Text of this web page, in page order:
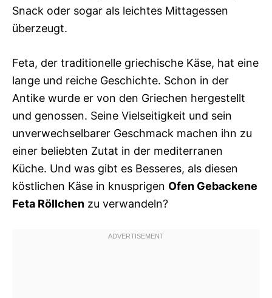
Snack oder sogar als leichtes Mittagessen
überzeugt.
Feta, der traditionelle griechische Käse, hat eine
lange und reiche Geschichte. Schon in der
Antike wurde er von den Griechen hergestellt
und genossen. Seine Vielseitigkeit und sein
unverwechselbarer Geschmack machen ihn zu
einer beliebten Zutat in der mediterranen
Küche. Und was gibt es Besseres, als diesen
köstlichen Käse in knusprigen Ofen Gebackene
Feta Röllchen zu verwandeln?